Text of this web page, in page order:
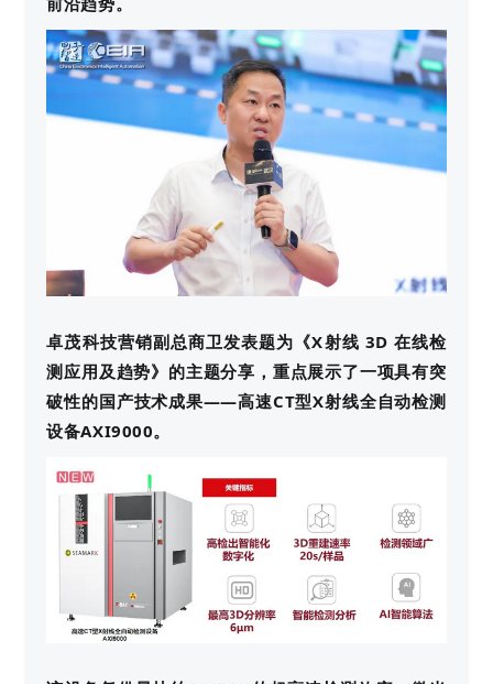
卓茂科技营销副总商卫发表题为《X射线 3D 在线检
测应用及趋势》的主题分享，重点展示了一项具有突
破性的国产技术成果——高速CT型X射线全自动检测
设备AXI9000。